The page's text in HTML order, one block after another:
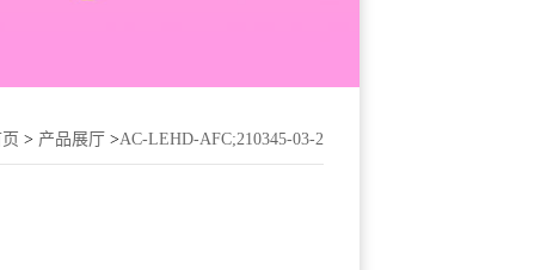
> 产品展厅 >AC-LEHD-AFC;210345-03-2